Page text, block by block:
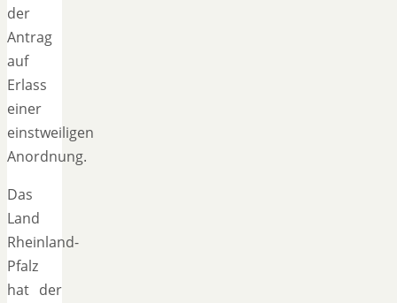
der
Antrag
auf
Erlass
einer
einstweiligen
Anordnung.
Das
Land
Rheinland-
Pfalz
hat der